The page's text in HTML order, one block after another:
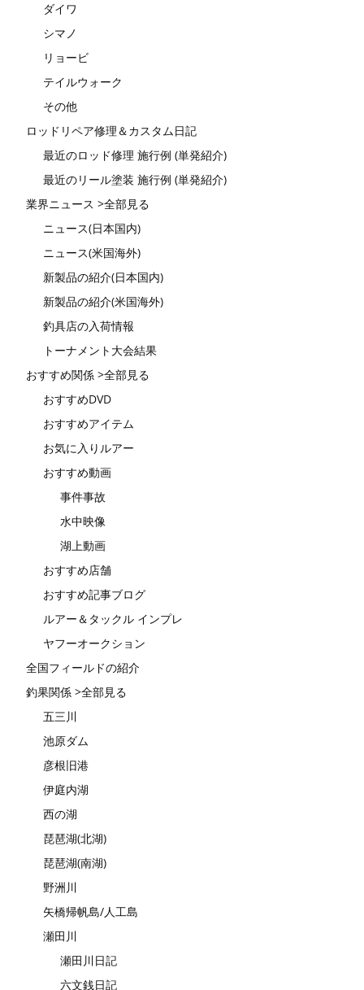
ダイワ
シマノ
リョービ
テイルウォーク
その他
ロッドリペア修理＆カスタム日記
最近のロッド修理 施行例 (単発紹介)
最近のリール塗装 施行例 (単発紹介)
業界ニュース >全部見る
ニュース(日本国内)
ニュース(米国海外)
新製品の紹介(日本国内)
新製品の紹介(米国海外)
釣具店の入荷情報
トーナメント大会結果
おすすめ関係 >全部見る
おすすめDVD
おすすめアイテム
お気に入りルアー
おすすめ動画
事件事故
水中映像
湖上動画
おすすめ店舗
おすすめ記事ブログ
ルアー＆タックル インプレ
ヤフーオークション
全国フィールドの紹介
釣果関係 >全部見る
五三川
池原ダム
彦根旧港
伊庭内湖
西の湖
琵琶湖(北湖)
琵琶湖(南湖)
野洲川
矢橋帰帆島/人工島
瀬田川
瀬田川日記
六文銭日記